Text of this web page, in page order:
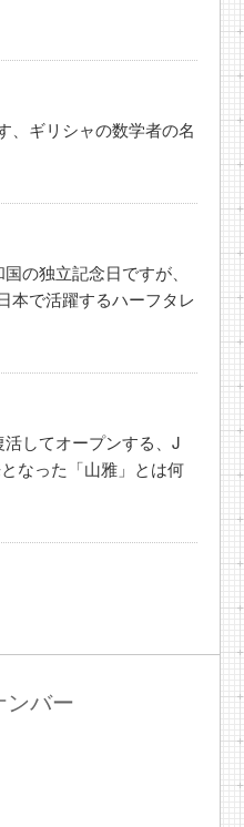
、ギリシャの数学者の名
の独立記念日ですが、
本で活躍するハーフタレ
してオープンする、J
なった「山雅」とは何
ンバー